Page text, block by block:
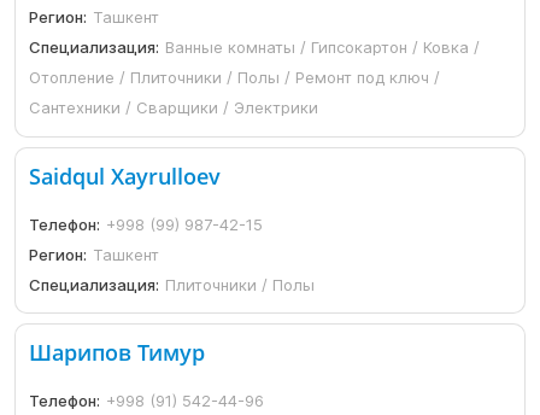
Регион: Ташкент
Специализация: Ванные комнаты / Гипсокартон / Ковка /
Отопление / Плиточники / Полы / Ремонт под ключ /
Сантехники / Сварщики / Электрики
Saidqul Xayrulloev
Телефон: +998 (99) 987-42-15
Регион: Ташкент
Специализация: Плиточники / Полы
Шарипов Тимур
Телефон: +998 (91) 542-44-96